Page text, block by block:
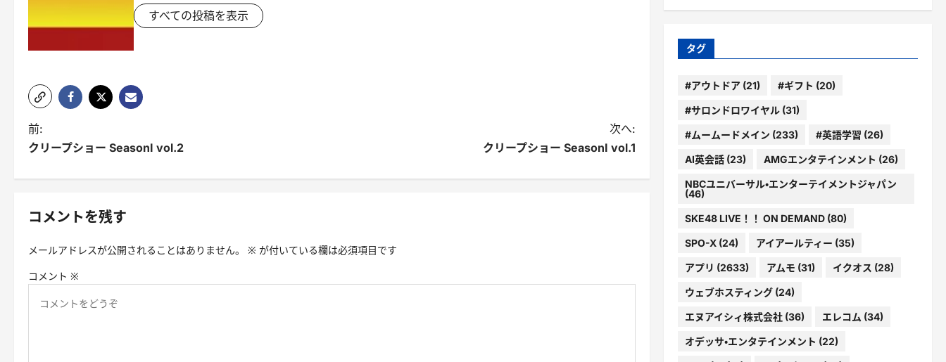
すべての投稿を表示
投
稿
ナ
ビ
ー
シ
ョ
前:
クリープショー SeasonI vol.2
次へ:
クリープショー SeasonI vol.1
コメントを残す
メールアドレスが公開されることはありません。 ※ が付いている欄は必須項目です
コメント ※
ゴ
ー
タグ
#アウトドア(21) #ギフト (20)
#サロンドロワイヤル(31)
#ムームードメイン (233) #英語学習 (26)
AI英会話(23) AMGエンタテインメント (26)
NBCユニバーサル・エンターテイメントジャパン
(46)
SKE48 LIVE！！ ON DEMAND(80)
SPO-X(24) アイアールティー (35)
アプリ (2633) アムモ (31) イクオス (28)
ウェブホスティング(24)
エヌアイシィ株式会社(36) エレコム (34)
オデッサ・エンタテインメント (22)